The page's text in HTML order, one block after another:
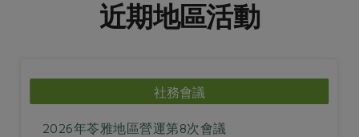
近期地區活動
社務會議
2026年苓雅地區營運第8次會議